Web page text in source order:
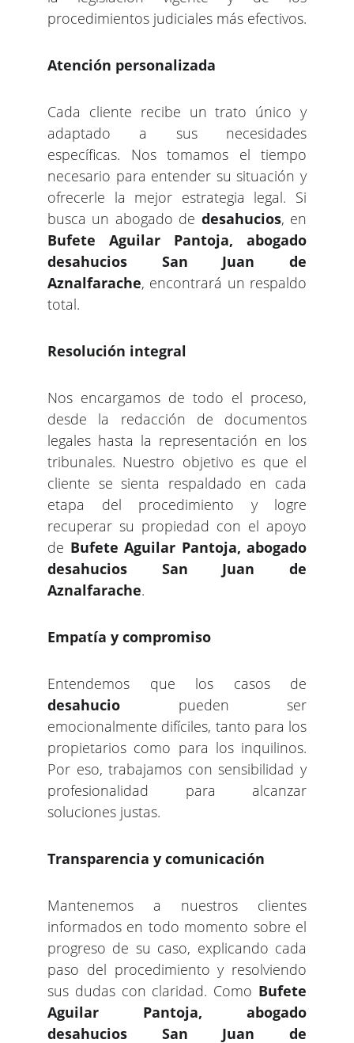
procedimientos judiciales más efectivos.
Atención personalizada
Cada cliente recibe un trato único y
adaptado a sus necesidades
específicas. Nos tomamos el tiempo
necesario para entender su situación y
ofrecerle la mejor estrategia legal. Si
busca un abogado de desahucios, en
Bufete Aguilar Pantoja, abogado
desahucios San Juan de
Aznalfarache, encontrará un respaldo
total.
Resolución integral
Nos encargamos de todo el proceso,
desde la redacción de documentos
legales hasta la representación en los
tribunales. Nuestro objetivo es que el
cliente se sienta respaldado en cada
etapa del procedimiento y logre
recuperar su propiedad con el apoyo
de Bufete Aguilar Pantoja, abogado
desahucios San Juan de
Aznalfarache.
Empatía y compromiso
Entendemos que los casos de
desahucio pueden ser
emocionalmente difíciles, tanto para los
propietarios como para los inquilinos.
Por eso, trabajamos con sensibilidad y
profesionalidad para alcanzar
soluciones justas.
Transparencia y comunicación
Mantenemos a nuestros clientes
informados en todo momento sobre el
progreso de su caso, explicando cada
paso del procedimiento y resolviendo
sus dudas con claridad. Como Bufete
Aguilar Pantoja, abogado
desahucios San Juan de